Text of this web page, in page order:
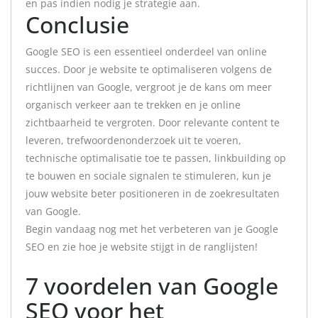
en pas indien nodig je strategie aan.
Conclusie
Google SEO is een essentieel onderdeel van online
succes. Door je website te optimaliseren volgens de
richtlijnen van Google, vergroot je de kans om meer
organisch verkeer aan te trekken en je online
zichtbaarheid te vergroten. Door relevante content te
leveren, trefwoordenonderzoek uit te voeren,
technische optimalisatie toe te passen, linkbuilding op
te bouwen en sociale signalen te stimuleren, kun je
jouw website beter positioneren in de zoekresultaten
van Google.
Begin vandaag nog met het verbeteren van je Google
SEO en zie hoe je website stijgt in de ranglijsten!
7 voordelen van Google
SEO voor het